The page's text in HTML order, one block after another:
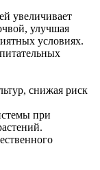
увеличивает
улучшая
условиях.
снижая риск
при